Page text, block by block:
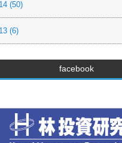
(50)
(6)
facebook